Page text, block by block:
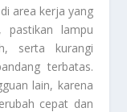
area kerja yang
pastikan lampu
serta kurangi
terbatas.
lain, karena
cepat dan